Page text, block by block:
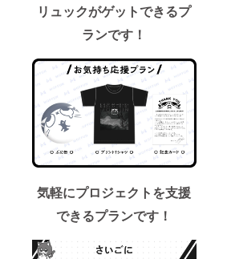
リュックがゲットできるプ
ランです！
気軽にプロジェクトを支援
できるプランです！